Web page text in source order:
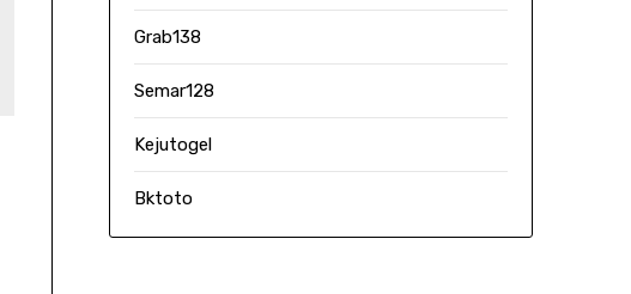
Grab138
Semar128
Kejutogel
Bktoto